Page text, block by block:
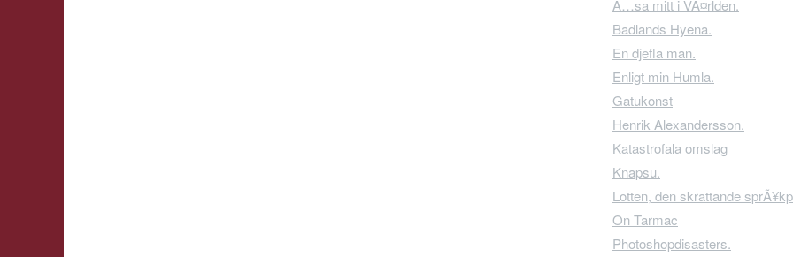
Ã…sa mitt i VÃ¤rlden.
Badlands Hyena.
En djefla man.
Enligt min Humla.
Gatukonst
Henrik Alexandersson.
Katastrofala omslag
Knapsu.
Lotten, den skrattande
On Tarmac
Photoshopdisasters.